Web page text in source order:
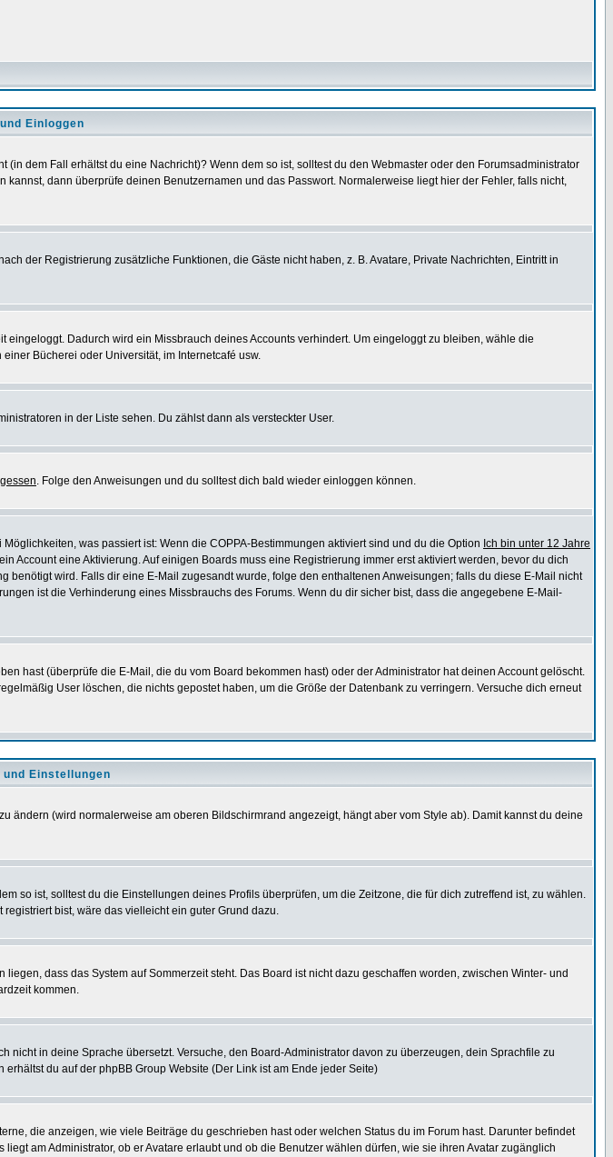
Einloggen
dem Fall erhältst du eine Nachricht)? Wenn dem so ist, solltest du den Webmaster oder den Forumsadministrator
dann überprüfe deinen Benutzernamen und das Passwort. Normalerweise liegt hier der Fehler, falls nicht,
der Registrierung zusätzliche Funktionen, die Gäste nicht haben, z. B. Avatare, Private Nachrichten, Eintritt in
Dadurch wird ein Missbrauch deines Accounts verhindert. Um eingeloggt zu bleiben, wähle die
Bücherei oder Universität, im Internetcafé usw.
in der Liste sehen. Du zählst dann als versteckter User.
. Folge den Anweisungen und du solltest dich bald wieder einloggen können.
was passiert ist: Wenn die COPPA-Bestimmungen aktiviert sind und du die Option Ich bin unter 12 Jahre
eine Aktivierung. Auf einigen Boards muss eine Registrierung immer erst aktiviert werden, bevor du dich
wird. Falls dir eine E-Mail zugesandt wurde, folge den enthaltenen Anweisungen; falls du diese E-Mail nicht
ist die Verhinderung eines Missbrauchs des Forums. Wenn du dir sicher bist, dass die angegebene E-Mail-
hast (überprüfe die E-Mail, die du vom Board bekommen hast) oder der Administrator hat deinen Account gelöscht.
User löschen, die nichts gepostet haben, um die Größe der Datenbank zu verringern. Versuche dich erneut
und Einstellungen
ändern (wird normalerweise am oberen Bildschirmrand angezeigt, hängt aber vom Style ab). Damit kannst du deine
so ist, solltest du die Einstellungen deines Profils überprüfen, um die Zeitzone, die für dich zutreffend ist, zu wählen.
bist, wäre das vielleicht ein guter Grund dazu.
dass das System auf Sommerzeit steht. Das Board ist nicht dazu geschaffen worden, zwischen Winter- und
kommen.
in deine Sprache übersetzt. Versuche, den Board-Administrator davon zu überzeugen, dein Sprachfile zu
du auf der phpBB Group Website (Der Link ist am Ende jeder Seite)
die anzeigen, wie viele Beiträge du geschrieben hast oder welchen Status du im Forum hast. Darunter befindet
am Administrator, ob er Avatare erlaubt und ob die Benutzer wählen dürfen, wie sie ihren Avatar zugänglich